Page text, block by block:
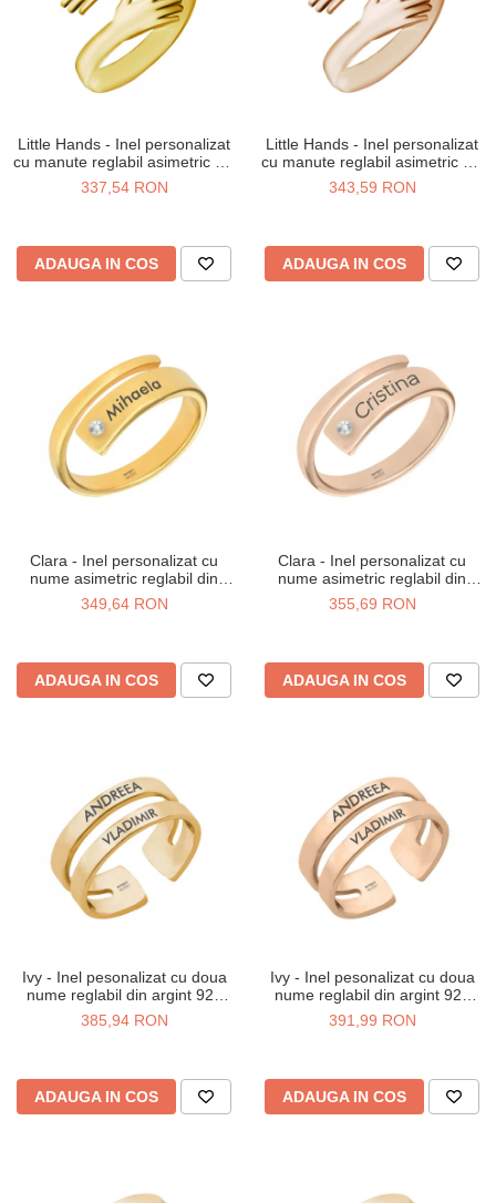
Little Hands - Inel personalizat
cu manute reglabil asimetric din
argint 925 placat cu aur galben
24K
337,54 RON
ADAUGA IN COS
Little Hands - Inel personalizat
cu manute reglabil asimetric din
argint 925 placat cu aur roz
343,59 RON
ADAUGA IN COS
Clara - Inel personalizat cu
nume asimetric reglabil din
argint 925 placat cu aur galben
24K
349,64 RON
ADAUGA IN COS
Clara - Inel personalizat cu
nume asimetric reglabil din
argint 925 placat cu aur roz
355,69 RON
ADAUGA IN COS
Ivy - Inel pesonalizat cu doua
nume reglabil din argint 925
placat cu aur galben 24K
385,94 RON
ADAUGA IN COS
Ivy - Inel pesonalizat cu doua
nume reglabil din argint 925
placat cu aur roz
391,99 RON
ADAUGA IN COS